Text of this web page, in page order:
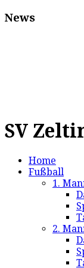
News
SV
Home
Fußball
1.
2.